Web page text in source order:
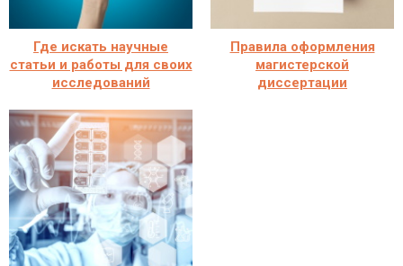
Где искать научные
статьи и работы для своих
исследований
Правила оформления
магистерской
диссертации